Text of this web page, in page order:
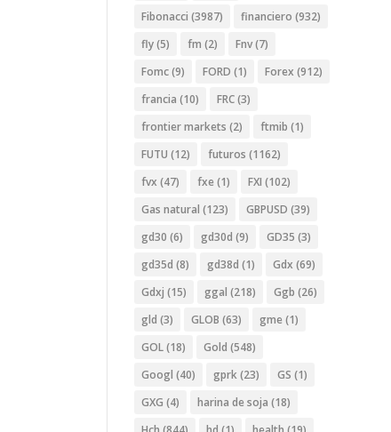
Fibonacci (3987) financiero (932)
fly(5) fm (2) Fnv(7)
Fomc(9) FORD (1) Forex (912)
francia (10) FRC(3)
frontier markets (2) ftmib (1)
FUTU (12) futuros (1162)
fvx (47) fxe (1) FXI (102)
Gas natural (123) GBPUSD (39)
gd30 (6) gd30d (9) GD35 (3)
gd35d (8) gd38d (1) Gdx (69)
Gdxj (15) ggal (218) Ggb (26)
gld (3) GLOB (63) gme (1)
GOL(18) Gold (548)
Googl (40) gprk(23) GS (1)
GXG (4) harina de soja (18)